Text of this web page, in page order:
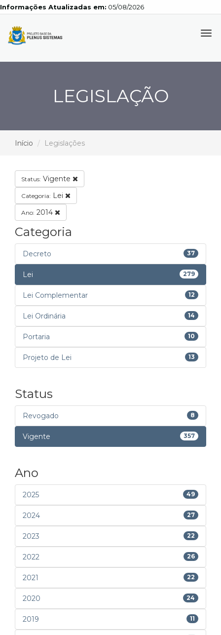
Atualizadas em: 05/08/2026
LEGISLAÇÃO
Início Legislações
Status: Vigente
Categoria: Lei
Ano: 2014
Categoria
Decreto 37
Lei 279
Lei Complementar 12
Lei Ordinária 14
Portaria 10
Projeto de Lei 13
Status
Revogado 8
Vigente 357
Ano
2025 49
2024 27
2023 22
2022 26
2021 22
2020 24
2019 11